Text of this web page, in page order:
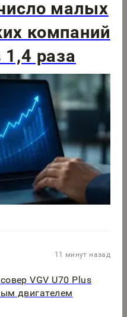
малых
компаний
1,4 раза
11 минут назад
VGV U70 Plus
двигателем